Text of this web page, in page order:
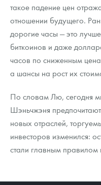
такое падение цен
отношении будущего.
дорогие часы — это
биткоинов и даже
часов по сниженным
а шансы на рост их
По словам Лю, сегодня
Шэньчжэня
новых отраслей,
инвесторов изменился:
стали главным правилом